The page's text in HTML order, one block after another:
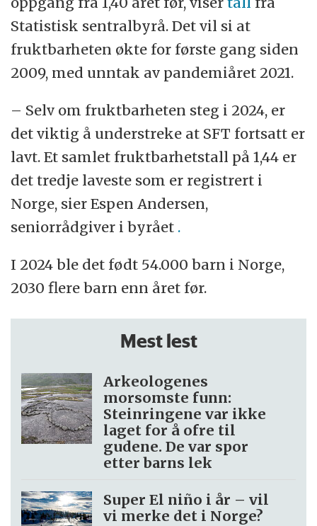
Statistisk sentralbyrå. Det vil si at
fruktbarheten økte for første gang siden
2009, med unntak av pandemiåret 2021.
– Selv om fruktbarheten steg i 2024, er
det viktig å understreke at SFT fortsatt er
lavt. Et samlet fruktbarhetstall på 1,44 er
det tredje laveste som er registrert i
Norge, sier Espen Andersen,
seniorrådgiver i byrået .
I 2024 ble det født 54.000 barn i Norge,
2030 flere barn enn året før.
Mest lest
Arkeologenes
morsomste funn:
Steinringene var ikke
laget for å ofre til
gudene. De var spor
etter barns lek
Super El niño i år – vil
vi merke det i Norge?